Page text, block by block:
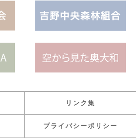
リンク集
プライバシーポリシー